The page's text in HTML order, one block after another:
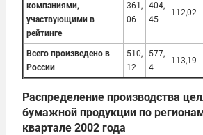
компаниями,
участвующими в
рейтинге
361,
06
404,
45
112,02
Всего произведено в
России
510,
12
577,
4
113,19
Распределение производства
бумажной продукции по
квартале 2002 года